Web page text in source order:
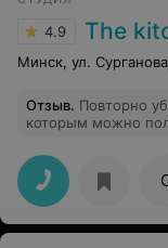
приду на SPA или
встречала в городе.
4.9 The
Минск, ул.
Отзыв. Повторно
которым можно